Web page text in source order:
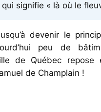
signifie « là où le
devenir le
peu de
de Québec repose
de Champlain !